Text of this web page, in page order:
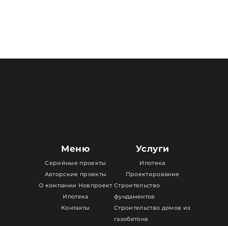
Статьи
Меню
Серийные проекты
Авторские проекты
О компании Новпроект
Ипотека
Контакты
Услуги
Ипотека
Проектирование
Строительство
фундаментов
Строительство домов из
газобетона